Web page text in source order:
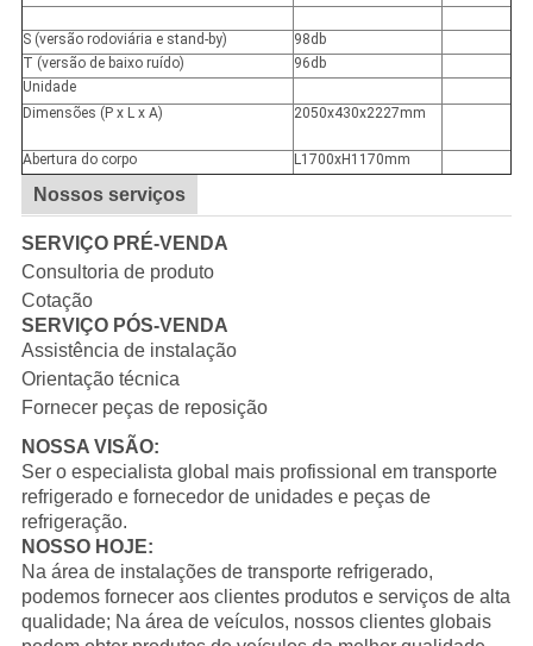
S (versão rodoviária e stand-by)
98db
T (versão de baixo ruído)
96db
Unidade
Dimensões (P x L x A)
2050x430x2227mm
Abertura do corpo L1700xH1170mm
Nossos serviços
SERVIÇO PRÉ-VENDA
Consultoria de produto
Cotação
SERVIÇO PÓS-VENDA
Assistência de instalação
Orientação técnica
Fornecer peças de reposição
NOSSA VISÃO:
Ser o especialista global mais profissional em transporte
refrigerado e fornecedor de unidades e peças de
refrigeração.
NOSSO HOJE:
Na área de instalações de transporte refrigerado,
podemos fornecer aos clientes produtos e serviços de alta
qualidade; Na área de veículos, nossos clientes globais